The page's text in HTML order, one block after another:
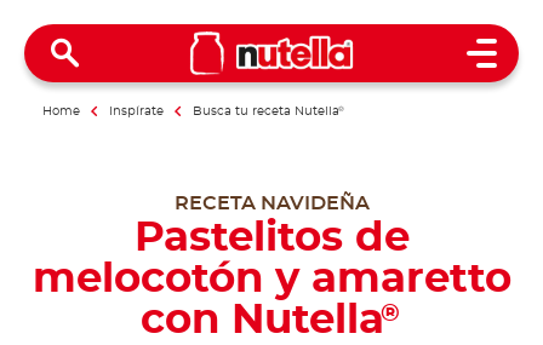
Open
Home Inspírate Busca tu receta Nutella®
RECETA NAVIDEÑA
Pastelitos de
melocotón y amaretto
con Nutella®